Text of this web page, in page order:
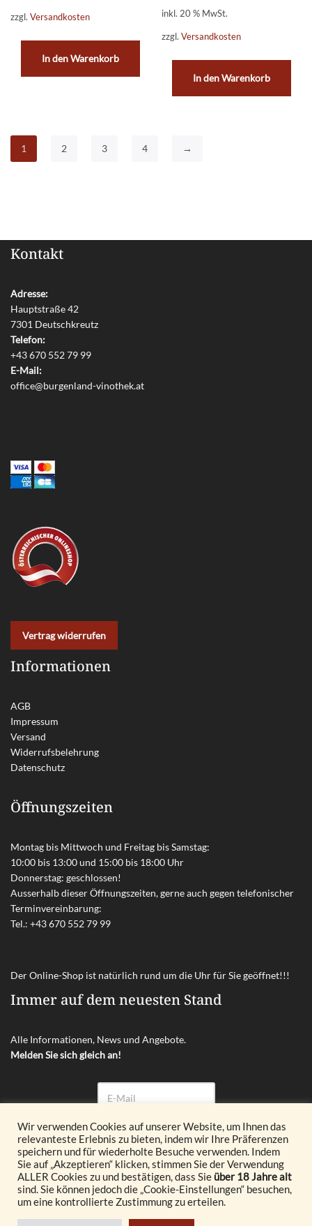
zzgl. Versandkosten
In den Warenkorb
inkl. 20 % MwSt.
zzgl.Versandkosten
In den Warenkorb
1 2 3 4 →
Kontakt
Adresse:
Hauptstraße 42
7301 Deutschkreutz
Telefon:
+43 670 552 79 99
E-Mail:
office@burgenland-vinothek.at
Vertrag widerrufen
Informationen
AGB
Impressum
Versand
Widerrufsbelehrung
Datenschutz
Öffnungszeiten
Montag bis Mittwoch und Freitag bis Samstag:
10:00 bis 13:00 und 15:00 bis 18:00 Uhr
Donnerstag: geschlossen!
Ausserhalb dieser Öffnungszeiten, gerne auch gegen telefonischer
Terminvereinbarung:
Tel.: +43 670 552 79 99
Der Online-Shop ist natürlich rund um die Uhr für Sie geöffnet!!!
Immer auf dem neuesten Stand
Alle Informationen, News und Angebote.
Melden Sie sich gleich an!
Abonnieren
© 2026 Glöckl OG. All Rights Reserved.
Wir verwenden Cookies auf unserer Website, um Ihnen das
relevanteste Erlebnis zu bieten, indem wir Ihre Präferenzen
speichern und für wiederholte Besuche verwenden. Indem
Sie auf „Akzeptieren“ klicken, stimmen Sie der Verwendung
ALLER Cookies zu und bestätigen, dass Sie über 18 Jahre alt
sind. Sie können jedoch die „Cookie-Einstellungen“ besuchen,
um eine kontrollierte Zustimmung zu erteilen.